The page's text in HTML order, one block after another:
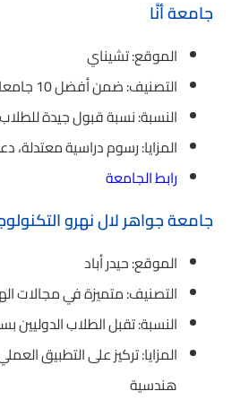
جامعة أنَّا
الموقع: تشيناي
التصنيف: ضمن أفضل 10 جامعات في الهند
النسبة: نسبة قبول جيدة
المزايا: رسوم دراسية
رابط الجامعة
جامعة جواهر لال نهرو
الموقع: حيدر أباد
التصنيف: متميزة في مجالات
النسبة: تقبل الطلاب الدوليين
المزايا: تركيز على التطبيق
هندسية